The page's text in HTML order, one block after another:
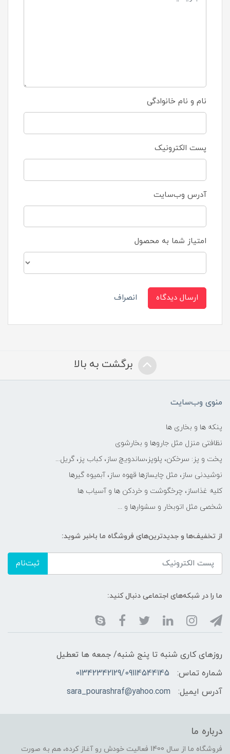
نام و نام خانوادگی
پست الکترونیک
آدرس وب‌سایت
امتیاز شما به محصول
ارسال دیدگاه انصراف
برگشت به بالا
منوی وب‌سایت
پنکه ها و بخاری ها
نظافتی منزل مثل جاروها و بخارشوی
پخت و پز: سرخکن، پلوپز،ساندویچ ساز، کباب پز، گریل...
نوشیدنی ساز، مثل چایسازها قهوه ساز، آبمیوه گیرها
کلیه غذاساز، چرخگوشت و خردکن ها و آسیاب ها
شخصی مثل اتوبخار و سشوارها و ...
از تخفیف‌ها و جدیدترین‌های فروشگاه ما باخبر شوید:
ثبت‌نام
ما را در شبکه‌های اجتماعی دنبال کنید:
روزهای کاری شنبه تا پنج شنبه/ جمعه ها تعطیل
شماره تماس:
01342342129/09114544145
آدرس ایمیل:
sara_pourashraf@yahoo.com
درباره ما
فروشگاه ما از سال 1400 فعالیت خودش رو آغاز کرده، هم به صورت